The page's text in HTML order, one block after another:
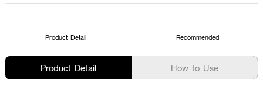
Product Detail Recommended
Product Detail How to Use